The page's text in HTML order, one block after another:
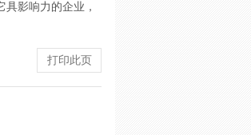
影响力的企业，
打印此页